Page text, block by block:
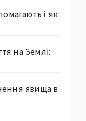
і як
на Землі:
явища в